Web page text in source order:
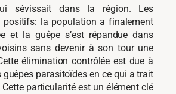
sévissait dans la région. Les
positifs: la population a finalement
et la guêpe s’est répandue dans
sans devenir à son tour une
élimination contrôlée est due à
parasitoïdes en ce qui a trait
Cette particularité est un élément clé